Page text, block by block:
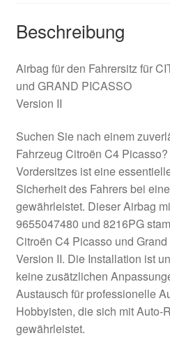
Beschreibung
Airbag für den Fahrersitz für
und GRAND PICASSO
Version II
Suchen Sie nach einem
Fahrzeug Citroën C4
Vordersitzes ist eine
Sicherheit des Fahrers bei
gewährleistet. Dieser Airbag
9655047480 und 8216PG
Citroën C4 Picasso und
Version II. Die Installation ist
keine zusätzlichen
Austausch für professionelle
Hobbyisten, die sich mit Auto-
gewährleistet.